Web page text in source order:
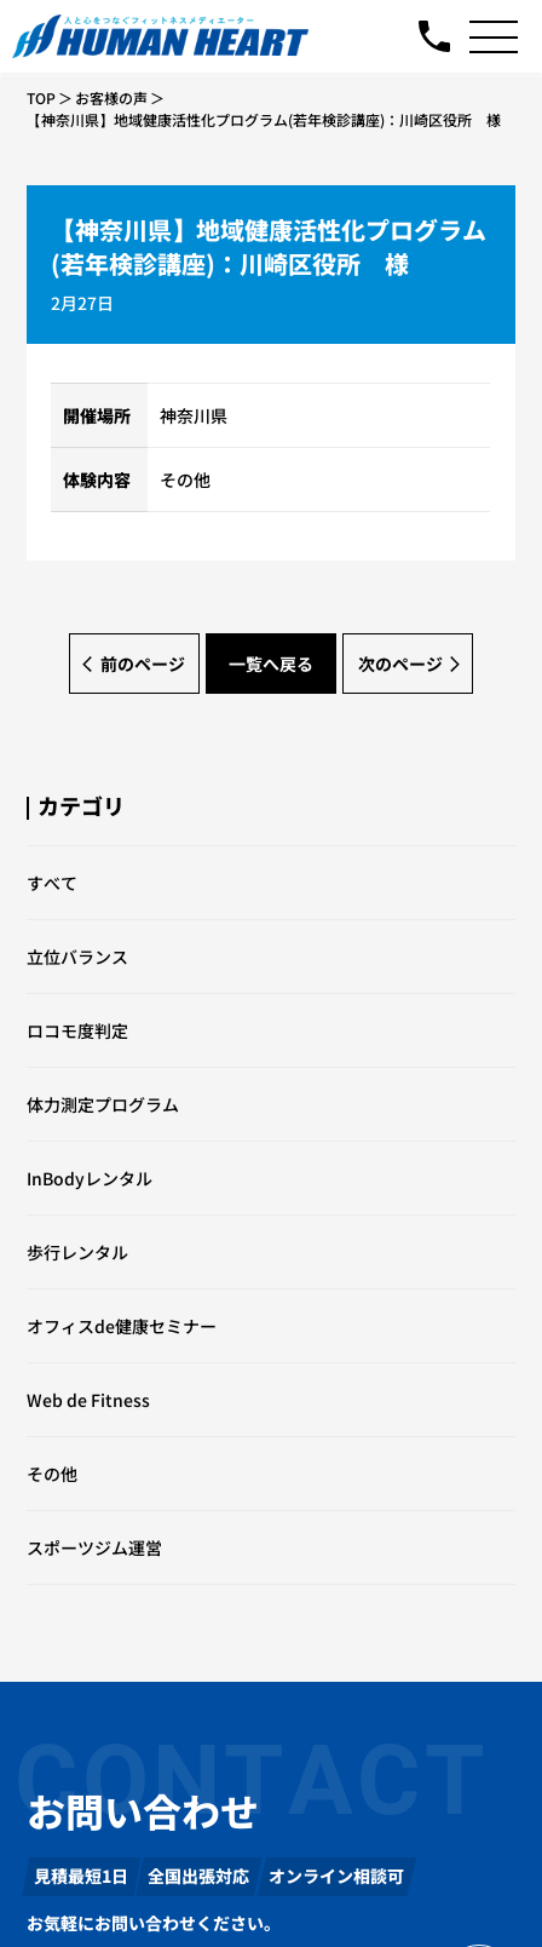
TOP
お客様の声
【神奈川県】地域健康活性化プログラム(若年検診講座)：川崎区役所 様
【神奈川県】地域健康活性化プログラム
(若年検診講座)：川崎区役所 様
2月27日
開催場所 神奈川県
体験内容 その他
前のページ 一覧へ戻る 次のページ
カテゴリ
すべて
立位バランス
ロコモ度判定
体力測定プログラム
InBodyレンタル
歩行レンタル
オフィスde健康セミナー
Web de Fitness
その他
スポーツジム運営
お問い合わせ
CONTACT
見積最短1日 全国出張対応
オンライン相談可
お気軽にお問い合わせください。